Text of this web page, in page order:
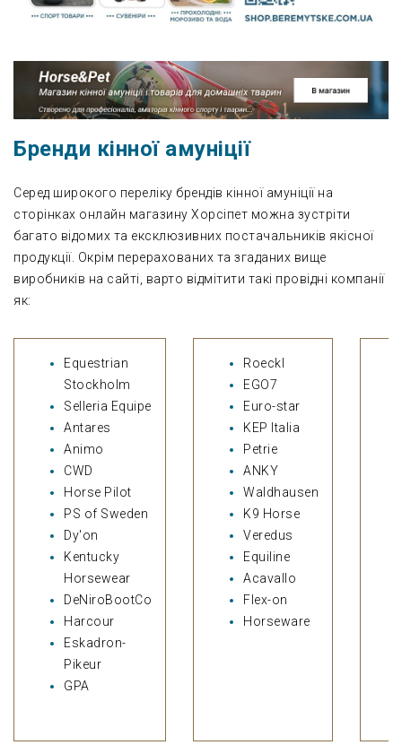
Бренди кінної амуніції
Серед широкого переліку брендів кінної амуніції на
сторінках онлайн магазину Хорсіпет можна зустріти
багато відомих та ексклюзивних постачальників якісної
продукції. Окрім перерахованих та згаданих вище
виробників на сайті, варто відмітити такі провідні компанії
як:
Equestrian
Stockholm
Selleria Equipe
Antares
Animo
CWD
Horse Pilot
PS of Sweden
Dy'on
Kentucky
Horsewear
DeNiroBootCo
Harcour
Eskadron-
Pikeur
GPA
Roeckl
EGO7
Euro-star
KEP Italia
Petrie
ANKY
Waldhausen
K9 Horse
Veredus
Equiline
Acavallo
Flex-on
Horseware